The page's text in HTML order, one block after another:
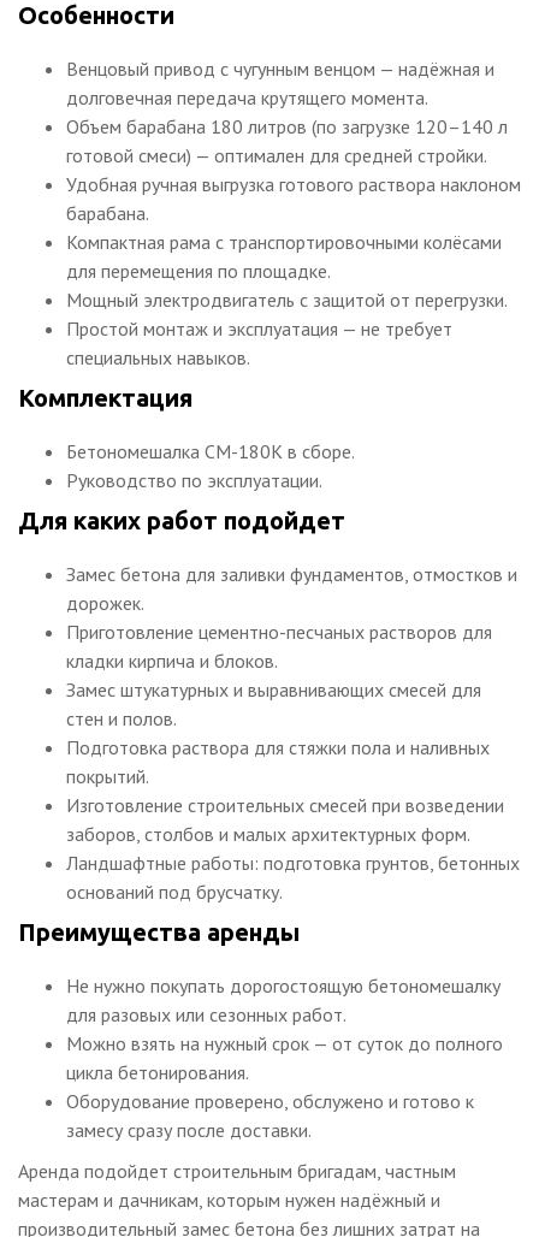
Особенности
Венцовый привод с чугунным венцом — надёжная и
долговечная передача крутящего момента.
Объем барабана 180 литров (по загрузке 120–140 л
готовой смеси) — оптимален для средней стройки.
Удобная ручная выгрузка готового раствора наклоном
барабана.
Компактная рама с транспортировочными колёсами
для перемещения по площадке.
Мощный электродвигатель с защитой от перегрузки.
Простой монтаж и эксплуатация — не требует
специальных навыков.
Комплектация
Бетономешалка СМ-180K в сборе.
Руководство по эксплуатации.
Для каких работ подойдет
Замес бетона для заливки фундаментов, отмостков и
дорожек.
Приготовление цементно-песчаных растворов для
кладки кирпича и блоков.
Замес штукатурных и выравнивающих смесей для
стен и полов.
Подготовка раствора для стяжки пола и наливных
покрытий.
Изготовление строительных смесей при возведении
заборов, столбов и малых архитектурных форм.
Ландшафтные работы: подготовка грунтов, бетонных
оснований под брусчатку.
Преимущества аренды
Не нужно покупать дорогостоящую бетономешалку
для разовых или сезонных работ.
Можно взять на нужный срок — от суток до полного
цикла бетонирования.
Оборудование проверено, обслужено и готово к
замесу сразу после доставки.
Аренда подойдет строительным бригадам, частным
мастерам и дачникам, которым нужен надёжный и
производительный замес бетона без лишних затрат на